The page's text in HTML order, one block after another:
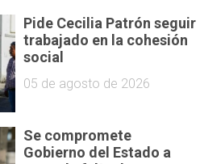
Pide Cecilia Patrón seguir
trabajado en la cohesión
social
05 de agosto de 2026
Se compromete
Gobierno del Estado a